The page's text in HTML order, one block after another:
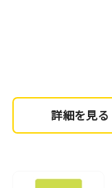
詳細を見る